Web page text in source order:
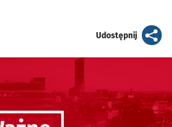
Udostępnijartykuł